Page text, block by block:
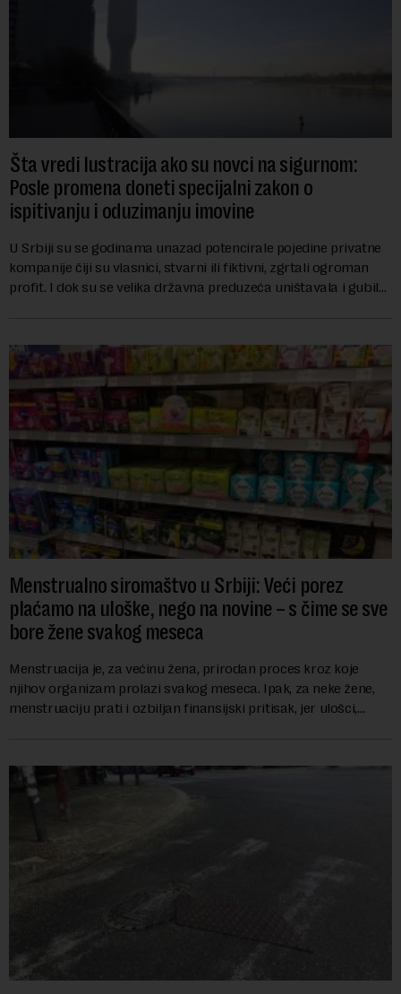
Šta vredi lustracija ako su novci na sigurnom:
Posle promena doneti specijalni zakon o
ispitivanju i oduzimanju imovine
U Srbiji su se godinama unazad potencirale pojedine privatne
kompanije čiji su vlasnici, stvarni ili fiktivni, zgrtali ogroman
profit. I dok su se velika državna preduzeća uništavala i gubila
Menstrualno siromaštvo u Srbiji: Veći porez
plaćamo na uloške, nego na novine – s čime se sve
bore žene svakog meseca
Menstruacija je, za većinu žena, prirodan proces kroz koje
njihov organizam prolazi svakog meseca. Ipak, za neke žene,
menstruaciju prati i ozbiljan finansijski pritisak, jer ulošci,